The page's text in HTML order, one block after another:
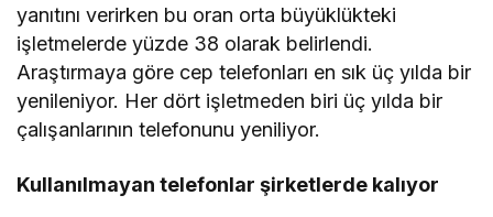
yanıtını verirken bu oran orta büyüklükteki
işletmelerde yüzde 38 olarak belirlendi.
Araştırmaya göre cep telefonları en sık üç yılda bir
yenileniyor. Her dört işletmeden biri üç yılda bir
çalışanlarının telefonunu yeniliyor.
Kullanılmayan telefonlar şirketlerde kalıyor